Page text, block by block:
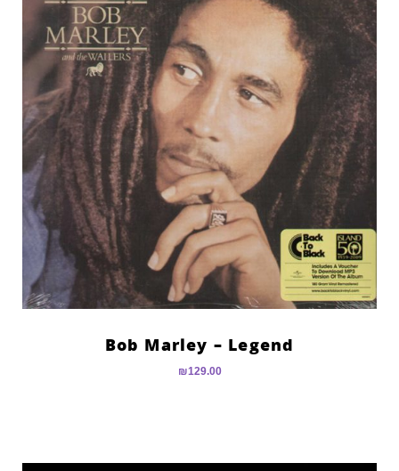
Bob Marley – Legend
₪129.00